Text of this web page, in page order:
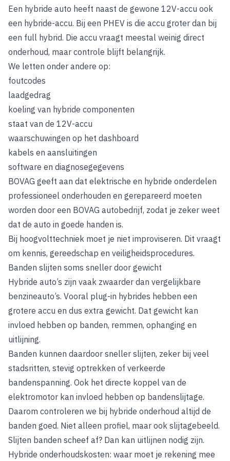
Een hybride auto heeft naast de gewone 12V-accu ook
een hybride-accu. Bij een PHEV is die accu groter dan bij
een full hybrid. Die accu vraagt meestal weinig direct
onderhoud, maar controle blijft belangrijk.
We letten onder andere op:
foutcodes
laadgedrag
koeling van hybride componenten
staat van de 12V-accu
waarschuwingen op het dashboard
kabels en aansluitingen
software en diagnosegegevens
BOVAG geeft aan dat elektrische en hybride onderdelen
professioneel onderhouden en gerepareerd moeten
worden door een BOVAG autobedrijf, zodat je zeker weet
dat de auto in goede handen is.
Bij hoogvolttechniek moet je niet improviseren. Dit vraagt
om kennis, gereedschap en veiligheidsprocedures.
Banden slijten soms sneller door gewicht
Hybride auto’s zijn vaak zwaarder dan vergelijkbare
benzineauto’s. Vooral plug-in hybrides hebben een
grotere accu en dus extra gewicht. Dat gewicht kan
invloed hebben op banden, remmen, ophanging en
uitlijning.
Banden kunnen daardoor sneller slijten, zeker bij veel
stadsritten, stevig optrekken of verkeerde
bandenspanning. Ook het directe koppel van de
elektromotor kan invloed hebben op bandenslijtage.
Daarom controleren we bij hybride onderhoud altijd de
banden goed. Niet alleen profiel, maar ook slijtagebeeld.
Slijten banden scheef af? Dan kan uitlijnen nodig zijn.
Hybride onderhoudskosten: waar moet je rekening mee